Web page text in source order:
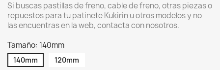
Si buscas pastillas de freno, cable de freno, otras piezas o
repuestos para tu patinete Kukirin u otros modelos y no
las encuentras en la web, contacta con nosotros.
Tamaño: 140mm
140mm 120mm